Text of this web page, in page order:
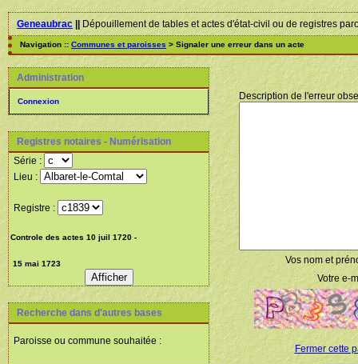
Geneaubrac||Dépouillement de tables et actes d'état-civil ou de registres
Navigation :: Communes et paroisses > Signaler une erreur dans un acte
Administration
Connexion
Registres notaires - Numérisation
Série :
Lieu :
Registre :
Recherche dans d'autres bases
Paroisse ou commune souhaitée :
Description de l'erreur
Vos nom et
Votre e-
Fermer cette